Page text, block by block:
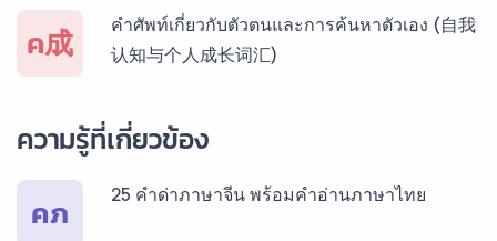
บริการรับแปลภาษาสเปน ราคาเริ่มต้น 150฿
บริการรับแปลภาษารัสเซีย ราคาเริ่มต้น 150฿
ค成
คำศัพท์เกี่ยวกับตัวตนและการค้นหาตัวเอง (自我
认知与个人成长词汇)
ความรู้ที่เกี่ยวข้อง
คภ 25 คำด่าภาษาจีน พร้อมคำอ่านภาษาไทย